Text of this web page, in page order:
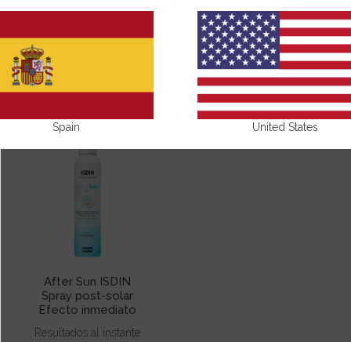
After Sun ISDIN
Spray post-solar
Efecto inmediato
Resultados al instante
Spain United States